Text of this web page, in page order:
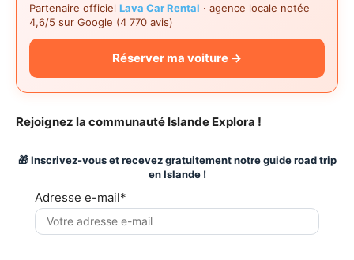
Partenaire officiel Lava Car Rental · agence locale notée
4,6/5 sur Google (4 770 avis)
Réserver ma voiture →
Rejoignez la communauté Islande Explora !
🎁 Inscrivez-vous et recevez gratuitement notre guide road trip
en Islande !
Adresse e-mail*